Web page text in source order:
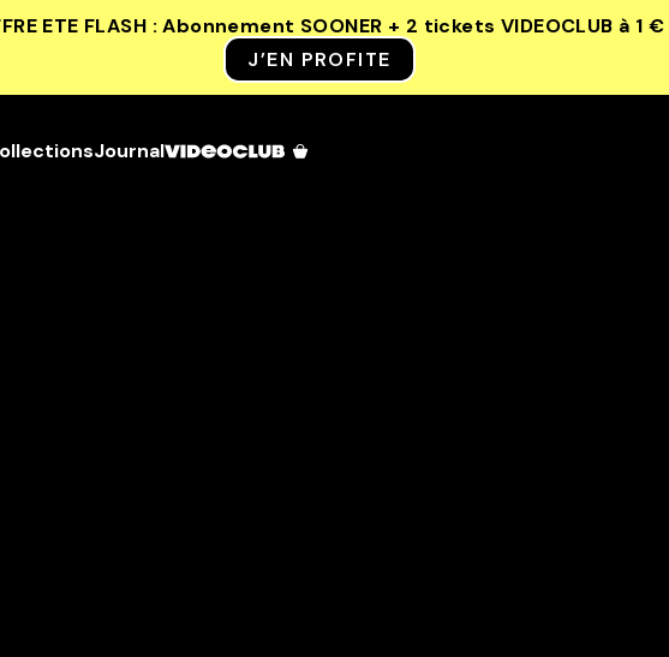
ETE FLASH : Abonnement SOONER + 2 tickets VIDEOCLUB à 1 €
J’EN PROFITE
Journal